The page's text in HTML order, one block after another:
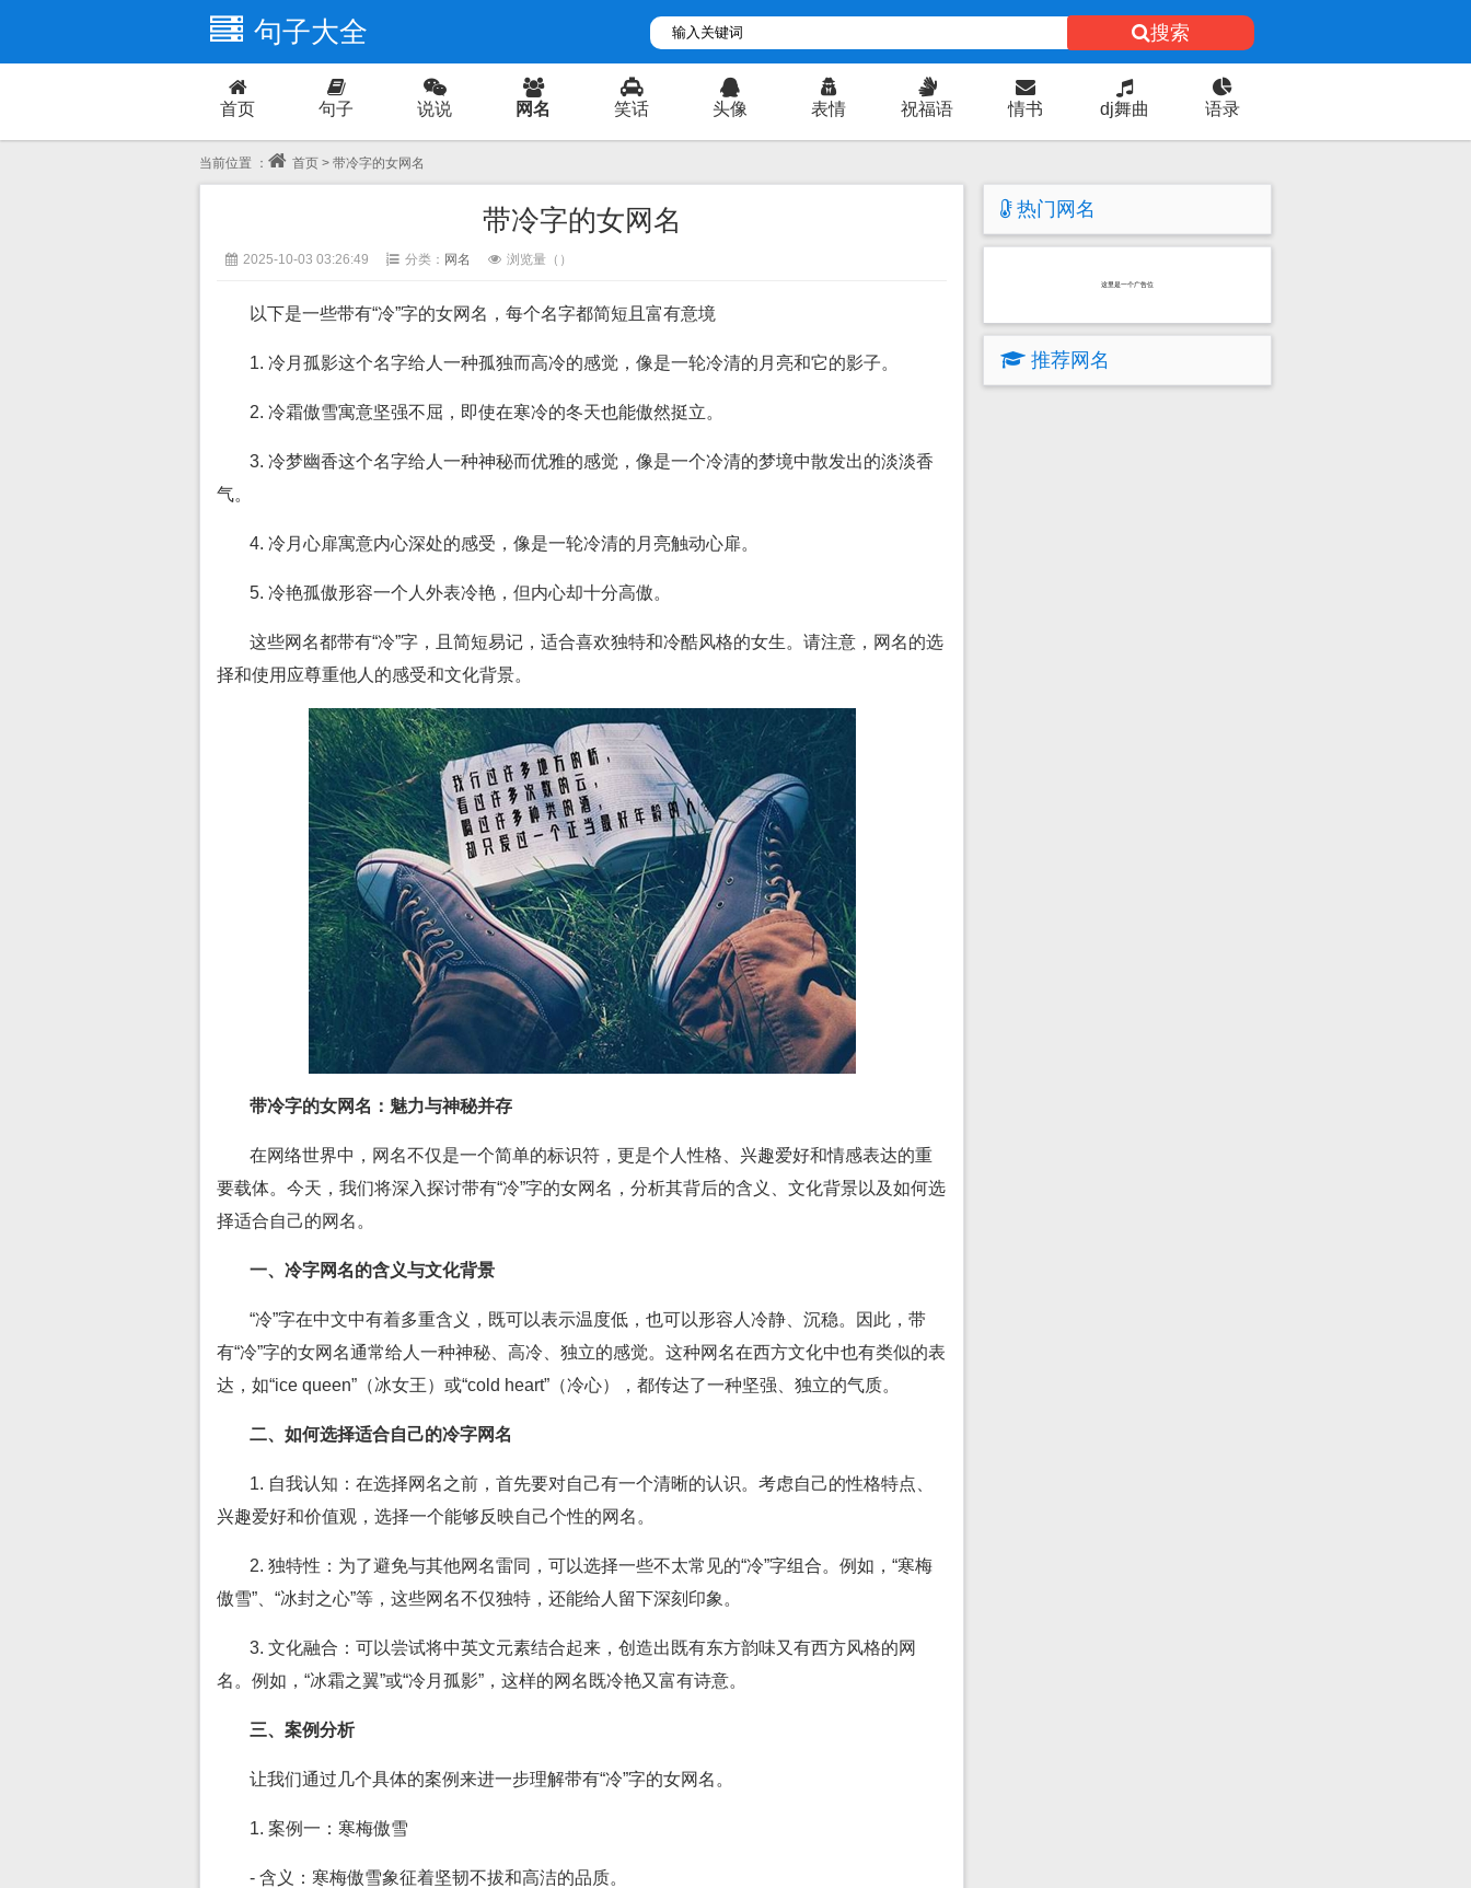
句子大全 搜索
首页 句子 说说 网名 笑话 头像 表情 祝福语 情书 dj舞曲 语录
爱情
当前位置 ： 首页 > 带冷字的女网名
带冷字的女网名
2025-10-03 03:26:49 分类： 网名 浏览量（ ）
以下是一些带有“冷”字的女网名，每个名字都简短且富有意境
1. 冷月孤影这个名字给人一种孤独而高冷的感觉，像是一轮冷清的月亮和它的影子。
2. 冷霜傲雪寓意坚强不屈，即使在寒冷的冬天也能傲然挺立。
3. 冷梦幽香这个名字给人一种神秘而优雅的感觉，像是一个冷清的梦境中散发出的淡淡香
气。
4. 冷月心扉寓意内心深处的感受，像是一轮冷清的月亮触动心扉。
5. 冷艳孤傲形容一个人外表冷艳，但内心却十分高傲。
这些网名都带有“冷”字，且简短易记，适合喜欢独特和冷酷风格的女生。请注意，网名的选
择和使用应尊重他人的感受和文化背景。
带冷字的女网名：魅力与神秘并存
在网络世界中，网名不仅是一个简单的标识符，更是个人性格、兴趣爱好和情感表达的重
要载体。今天，我们将深入探讨带有“冷”字的女网名，分析其背后的含义、文化背景以及如何选
择适合自己的网名。
一、冷字网名的含义与文化背景
“冷”字在中文中有着多重含义，既可以表示温度低，也可以形容人冷静、沉稳。因此，带
有“冷”字的女网名通常给人一种神秘、高冷、独立的感觉。这种网名在西方文化中也有类似的表
达，如“ice queen”（冰女王）或“cold heart”（冷心），都传达了一种坚强、独立的气质。
二、如何选择适合自己的冷字网名
1. 自我认知：在选择网名之前，首先要对自己有一个清晰的认识。考虑自己的性格特点、
兴趣爱好和价值观，选择一个能够反映自己个性的网名。
2. 独特性：为了避免与其他网名雷同，可以选择一些不太常见的“冷”字组合。例如，“寒梅
傲雪”、“冰封之心”等，这些网名不仅独特，还能给人留下深刻印象。
3. 文化融合：可以尝试将中英文元素结合起来，创造出既有东方韵味又有西方风格的网
名。例如，“冰霜之翼”或“冷月孤影”，这样的网名既冷艳又富有诗意。
三、案例分析
让我们通过几个具体的案例来进一步理解带有“冷”字的女网名。
1. 案例一：寒梅傲雪
- 含义：寒梅傲雪象征着坚韧不拔和高洁的品质。
热门网名
这里是一个广告位
推荐网名